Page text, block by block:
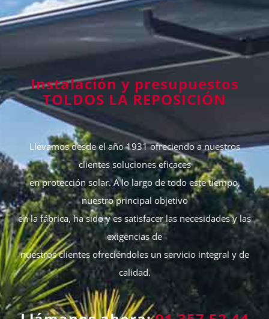
Instalación y presupuestos
TOLDOS LA REPOSICIÓN
Llevamos desde el año 1931 ofreciendo a nuestros
clientes soluciones eficaces
en protección solar. A lo largo de todo este tiempo,
nuestro principal objetivo
en la fábrica, ha sido y es satisfacer las necesidades y las
exigencias de
nuestros clientes ofreciéndoles un servicio integral y de
calidad.